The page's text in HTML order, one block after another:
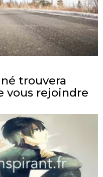
trouvera
vous rejoindre